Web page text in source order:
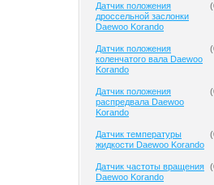
Датчик положения
дроссельной заслонки
Daewoo Korando
(
Датчик положения
коленчатого вала Daewoo
Korando
(
Датчик положения
распредвала Daewoo
Korando
(
Датчик температуры
жидкости Daewoo Korando
(
Датчик частоты вращения
Daewoo Korando
(